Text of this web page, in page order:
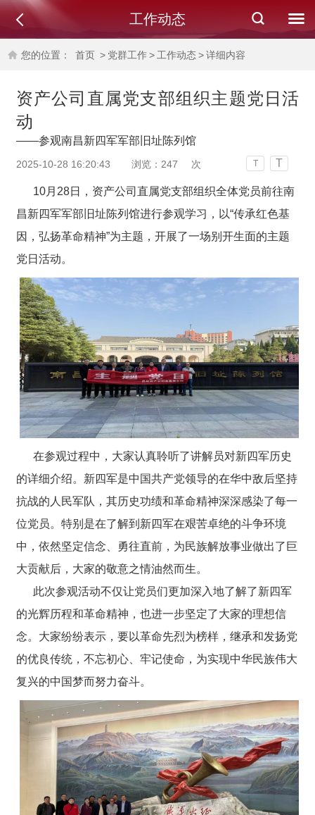
工作动态
您的位置： 首页 > 党群工作> 工作动态>详细内容
资产公司直属党支部组织主题党日活
动
——参观南昌新四军军部旧址陈列馆
2025-10-28 16:20:43 浏览： 247 次 T T
10月28日，资产公司直属党支部组织全体党员前往南
昌新四军军部旧址陈列馆进行参观学习，以“传承红色基
因，弘扬革命精神”为主题，开展了一场别开生面的主题
党日活动。
在参观过程中，大家认真聆听了讲解员对新四军历史
的详细介绍。新四军是中国共产党领导的在华中敌后坚持
抗战的人民军队，其历史功绩和革命精神深深感染了每一
位党员。特别是在了解到新四军在艰苦卓绝的斗争环境
中，依然坚定信念、勇往直前，为民族解放事业做出了巨
大贡献后，大家的敬意之情油然而生。
此次参观活动不仅让党员们更加深入地了解了新四军
的光辉历程和革命精神，也进一步坚定了大家的理想信
念。大家纷纷表示，要以革命先烈为榜样，继承和发扬党
的优良传统，不忘初心、牢记使命，为实现中华民族伟大
复兴的中国梦而努力奋斗。